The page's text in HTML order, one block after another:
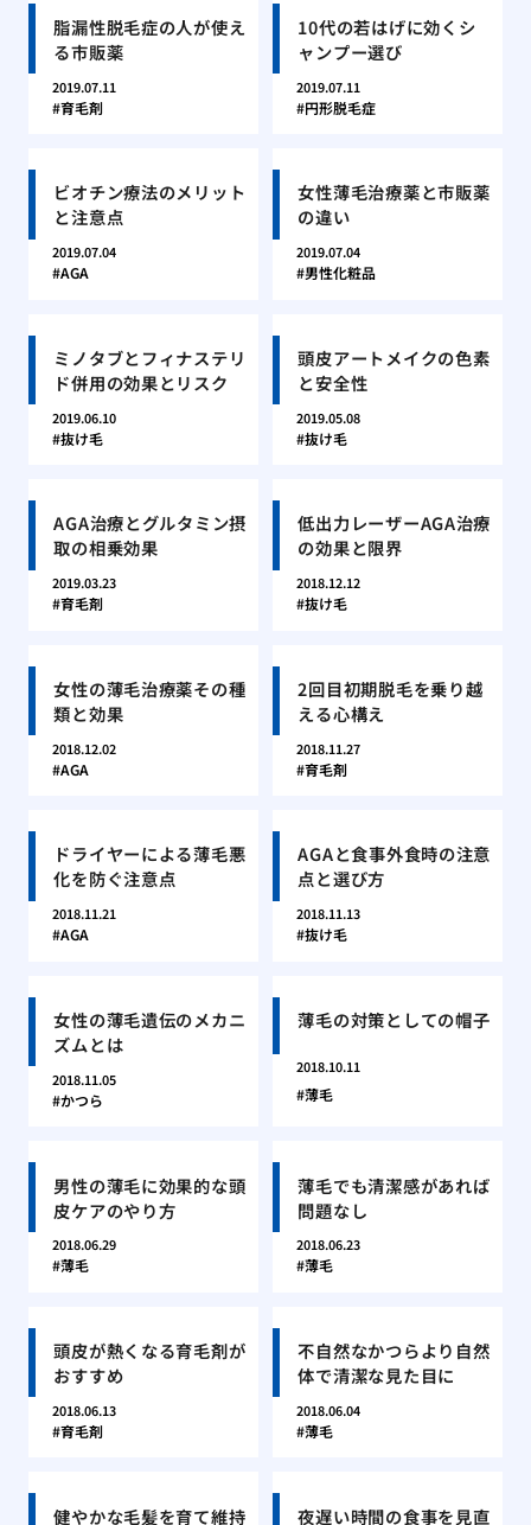
脂漏性脱毛症の人が使え
る市販薬
2019.07.11
育毛剤
10代の若はげに効くシ
ャンプー選び
2019.07.11
円形脱毛症
ビオチン療法のメリット
と注意点
2019.07.04
AGA
女性薄毛治療薬と市販薬
の違い
2019.07.04
男性化粧品
ミノタブとフィナステリ
ド併用の効果とリスク
2019.06.10
抜け毛
頭皮アートメイクの色素
と安全性
2019.05.08
抜け毛
AGA治療とグルタミン摂
取の相乗効果
2019.03.23
育毛剤
低出力レーザーAGA治療
の効果と限界
2018.12.12
抜け毛
女性の薄毛治療薬その種
類と効果
2018.12.02
AGA
2回目初期脱毛を乗り越
える心構え
2018.11.27
育毛剤
ドライヤーによる薄毛悪
化を防ぐ注意点
2018.11.21
AGA
AGAと食事外食時の注意
点と選び方
2018.11.13
抜け毛
女性の薄毛遺伝のメカニ
ズムとは
2018.11.05
かつら
薄毛の対策としての帽子
2018.10.11
薄毛
男性の薄毛に効果的な頭
皮ケアのやり方
2018.06.29
薄毛
薄毛でも清潔感があれば
問題なし
2018.06.23
薄毛
頭皮が熱くなる育毛剤が
おすすめ
2018.06.13
育毛剤
不自然なかつらより自然
体で清潔な見た目に
2018.06.04
薄毛
健やかな毛髪を育て維持 夜遅い時間の食事を見直